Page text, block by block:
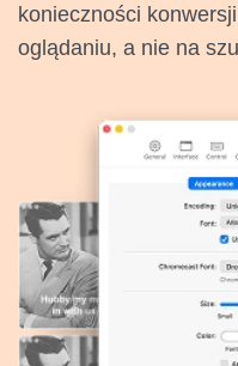
konieczności
oglądaniu, a nie na